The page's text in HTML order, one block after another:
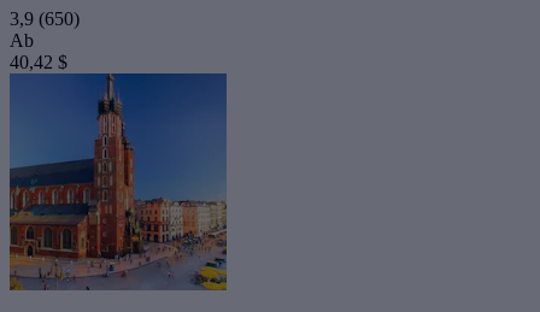
3,9 (650)
Ab
40,42 $